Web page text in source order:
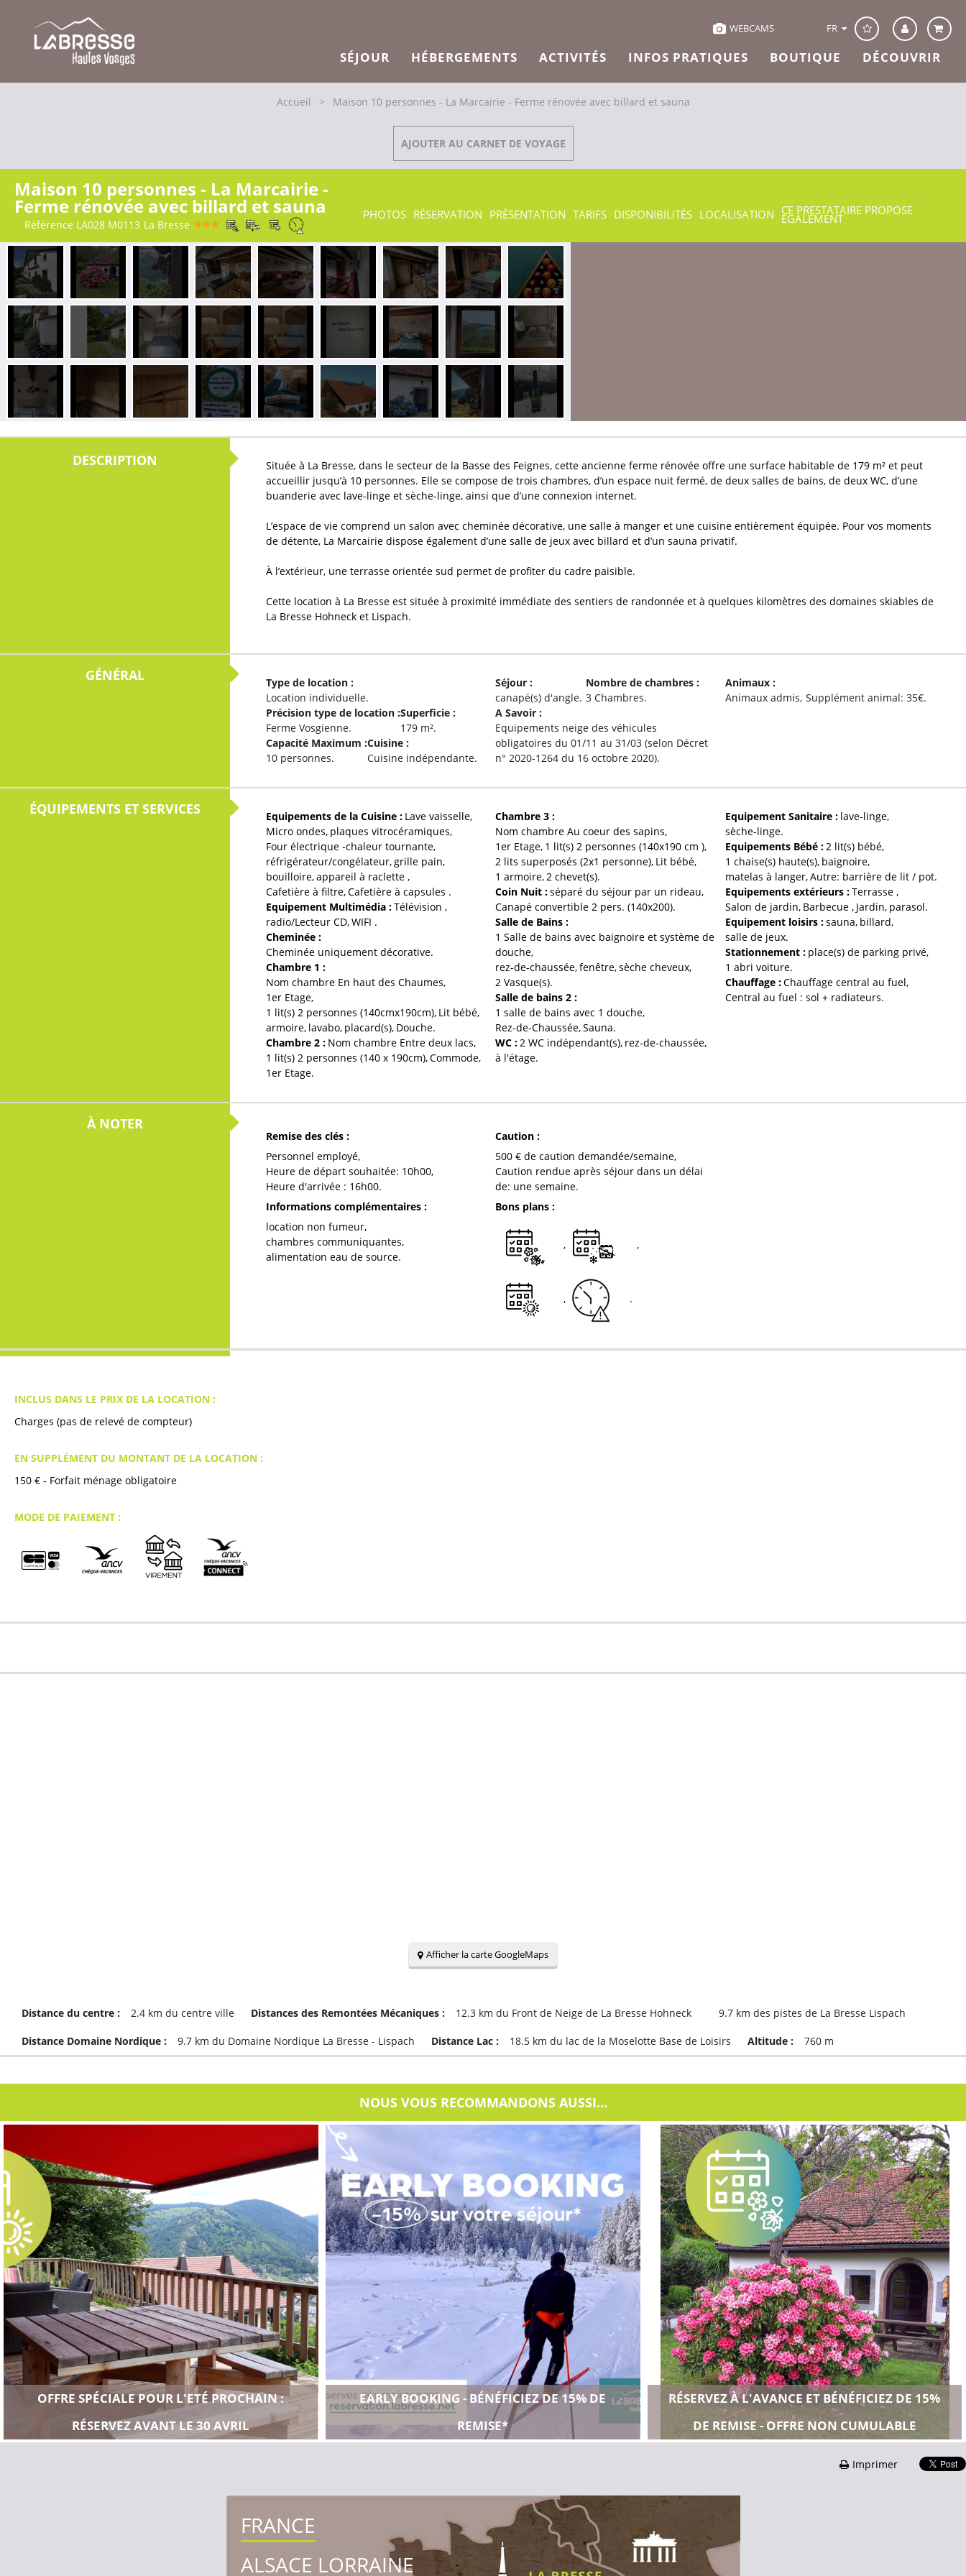
WEBCAMS FR
SÉJOUR HÉBERGEMENTS ACTIVITÉS INFOS PRATIQUES BOUTIQUE DÉCOUVRIR
Accueil > Maison 10 personnes - La Marcairie - Ferme rénovée avec billard et sauna
Maison 10 personnes - La Marcairie -
Ferme rénovée avec billard et sauna
Référence LA028 M0113 La Bresse
AJOUTER AU CARNET DE VOYAGE
PHOTOS RÉSERVATION PRÉSENTATION TARIFS DISPONIBILITÉS LOCALISATION CE PRESTATAIRE PROPOSE
ÉGALEMENT
Située à La Bresse, dans le secteur de la Basse des Feignes, cette ancienne ferme rénovée offre une surface habitable de 179 m² et peut
accueillir jusqu’à 10 personnes. Elle se compose de trois chambres, d’un espace nuit fermé, de deux salles de bains, de deux WC, d’une
buanderie avec lave-linge et sèche-linge, ainsi que d’une connexion internet.
L’espace de vie comprend un salon avec cheminée décorative, une salle à manger et une cuisine entièrement équipée. Pour vos moments
de détente, La Marcairie dispose également d’une salle de jeux avec billard et d’un sauna privatif.
À l’extérieur, une terrasse orientée sud permet de profiter du cadre paisible.
Cette location à La Bresse est située à proximité immédiate des sentiers de randonnée et à quelques kilomètres des domaines skiables de
La Bresse Hohneck et Lispach.
GÉNÉRAL Type de location :
Location individuelle
Précision type de location :
Ferme Vosgienne
Superficie :
179 m²
Capacité Maximum :
10 personnes
Cuisine :
Cuisine indépendante
Séjour:
canapé(s) d'angle
Nombre de chambres:
3 Chambres
A Savoir:
Equipements neige des véhicules
obligatoires du 01/11 au 31/03 (selon Décret
n° 2020-1264 du 16 octobre 2020)
Animaux :
Animaux admis Supplément animal: 35€
ÉQUIPEMENTS ET SERVICES Equipements de la Cuisine : Lave vaisselle
Micro ondes plaques vitrocéramiques
Four électrique -chaleur tournante
réfrigérateur/congélateur grille pain
bouilloire appareil à raclette
Cafetière à filtre Cafetière à capsules
Equipement Multimédia :Télévision
radio/Lecteur CD WIFI
Cheminée :
Cheminée uniquement décorative
Chambre 1 :
Nom chambre En haut des Chaumes
1er Etage
1 lit(s) 2 personnes (140cmx190cm) Lit bébé
armoire lavabo placard(s) Douche
Chambre 2 : Nom chambre Entre deux lacs
1 lit(s) 2 personnes (140 x 190cm) Commode
1er Etage
Chambre 3:
Nom chambre Au coeur des sapins
1er Etage 1 lit(s) 2 personnes (140x190 cm )
2 lits superposés (2x1 personne) Lit bébé
1 armoire 2 chevet(s)
Coin Nuit:séparé du séjour par un rideau
Canapé convertible 2 pers. (140x200)
Salle de Bains:
1 Salle de bains avec baignoire et système de
douche
rez-de-chaussée fenêtre sèche cheveux
2 Vasque(s)
Salle de bains 2:
1 salle de bains avec 1 douche
Rez-de-Chaussée Sauna
WC:2 WC indépendant(s) rez-de-chaussée
à l'étage
Equipement Sanitaire : lave-linge
sèche-linge
Equipements Bébé :2 lit(s) bébé
1 chaise(s) haute(s) baignoire
matelas à langer Autre: barrière de lit / pot
Equipements extérieurs :Terrasse
Salon de jardin Barbecue Jardin parasol
Equipement loisirs :sauna billard
salle de jeux
Stationnement : place(s) de parking privé
1 abri voiture
Chauffage :Chauffage central au fuel
Central au fuel : sol + radiateurs
À NOTER
Remise des clés :
Personnel employé
Heure de départ souhaitée: 10h00
Heure d'arrivée : 16h00
Informations complémentaires :
location non fumeur
chambres communiquantes
alimentation eau de source
Caution:
500 € de caution demandée/semaine
Caution rendue après séjour dans un délai
de: une semaine
Bons plans:
INCLUS DANS LE PRIX DE LA LOCATION :
Charges (pas de relevé de compteur)
EN SUPPLÉMENT DU MONTANT DE LA LOCATION :
150 € - Forfait ménage obligatoire
MODE DE PAIEMENT :
Afficher la carte GoogleMaps
Distance du centre : 2.4 km du centre ville Distances des Remontées Mécaniques : 12.3 km du Front de Neige de La Bresse Hohneck 9.7 km des pistes de La Bresse Lispach
Distance Domaine Nordique : 9.7 km du Domaine Nordique La Bresse - Lispach Distance Lac : 18.5 km du lac de la Moselotte Base de Loisirs Altitude : 760 m
NOUS VOUS RECOMMANDONS AUSSI...
OFFRE SPÉCIALE POUR L'ETÉ PROCHAIN :
RÉSERVEZ AVANT LE 30 AVRIL
EARLY BOOKING - BÉNÉFICIEZ DE 15% DE
REMISE*
RÉSERVEZ À L'AVANCE ET BÉNÉFICIEZ DE 15%
DE REMISE - OFFRE NON CUMULABLE
Imprimer
FRANCE
ALSACE LORRAINE